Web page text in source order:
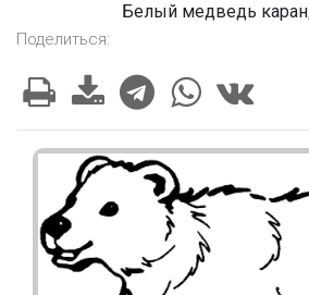
Белый медведь
Поделиться: